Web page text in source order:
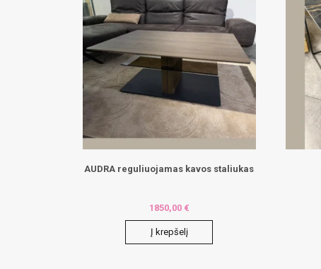
AUDRA reguliuojamas kavos staliukas
1850,00 €
Į krepšelį